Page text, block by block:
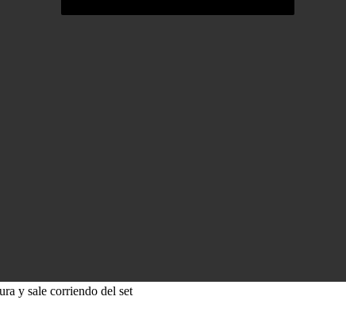
y sale corriendo del set